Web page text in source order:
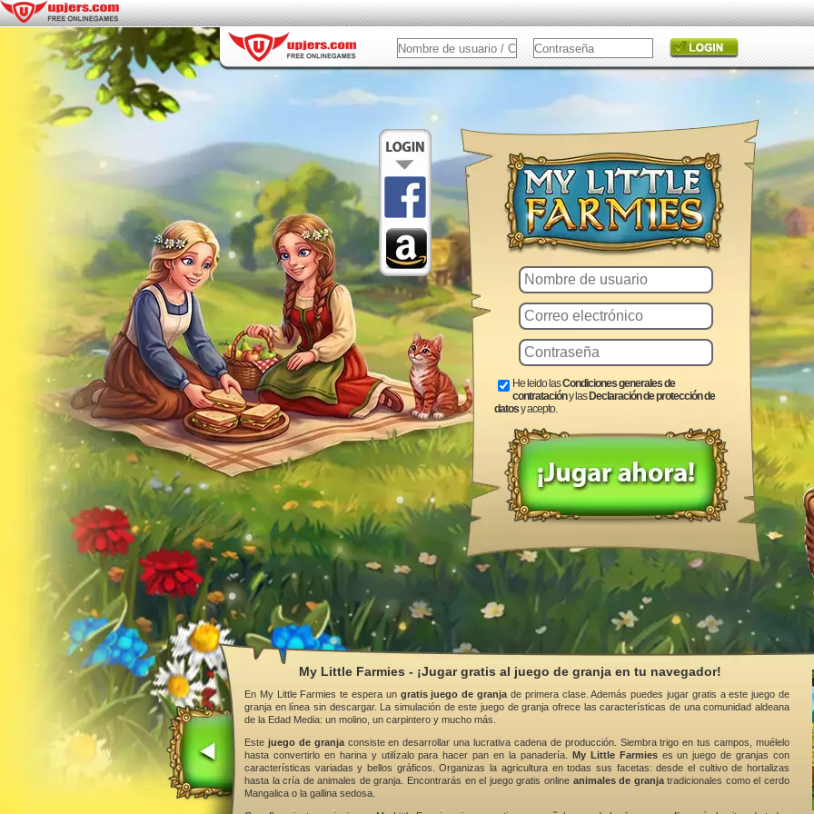
He leido lasCondiciones generales de
contratacióny las Declaración de protección de
datosy acepto.
My Little Farmies - ¡Jugar gratis al juego de granja en tu navegador!
En My Little Farmies te espera un gratis juego de granja de primera clase. Además puedes jugar gratis a este juego de
granja en línea sin descargar. La simulación de este juego de granja ofrece las características de una comunidad aldeana
de la Edad Media: un molino, un carpintero y mucho más.
Este juego de granjaconsiste en desarrollar una lucrativa cadena de producción. Siembra trigo en tus campos, muélelo
hasta convertirlo en harina y utilízalo para hacer pan en la panadería. My Little Farmieses un juego de granjas con
características variadas y bellos gráficos. Organizas la agricultura en todas sus facetas: desde el cultivo de hortalizas
hasta la cría de animales de granja. Encontrarás en el juego gratis online animales de granjatradicionales como el cerdo
Mangalica o la gallina sedosa.